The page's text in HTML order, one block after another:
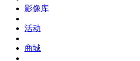
影像库
活动
商城